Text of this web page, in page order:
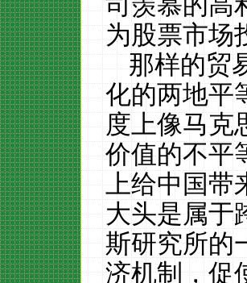
为股票市场
那样的贸
化的两地平
度上像马克
价值的不平
上给中国带
大头是属于
斯研究所的
济机制，促